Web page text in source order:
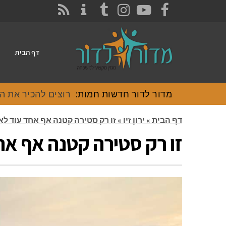
FACEBOOK
YOUTUBE
INSTAGRAM
TUMBLR
דף הבית
מדור לדור חדשות חמות: רוצים להכיר את
דף הבית » ירון זיו » זו רק סטירה קטנה אף אחד עוד
זו רק סטירה קטנה אף